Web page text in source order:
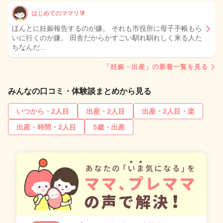
はじめてのママリ🔰
ほんとに妊娠報告するのが嫌。 それも市役所に母子手帳もら
いに行くのが嫌。 田舎だからかすごい馴れ馴れしく来る人た
ちなんだ…
「妊娠・出産」の新着一覧を見る
みんなの口コミ・体験談まとめから見る
いつから・2人目 出産・2人目
出産・2人目・楽
出産・時間・2人目
5歳・出産